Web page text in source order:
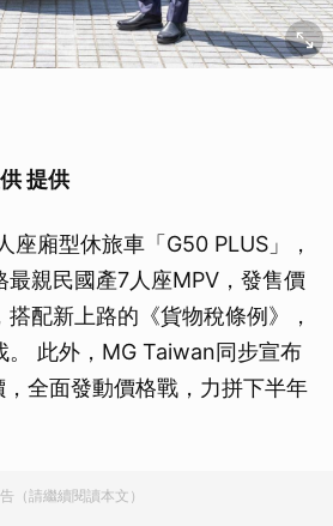
提供
座廂型休旅車「G50 PLUS」，
最親民國產7人座MPV，發售價
配新上路的《貨物稅條例》，
。 此外，MG Taiwan同步宣布
全面發動價格戰，力拼下半年
（請繼續閱讀本文）